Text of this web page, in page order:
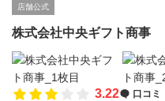
店舗公式
株式会社中央ギフト商事
3.22 口コミ